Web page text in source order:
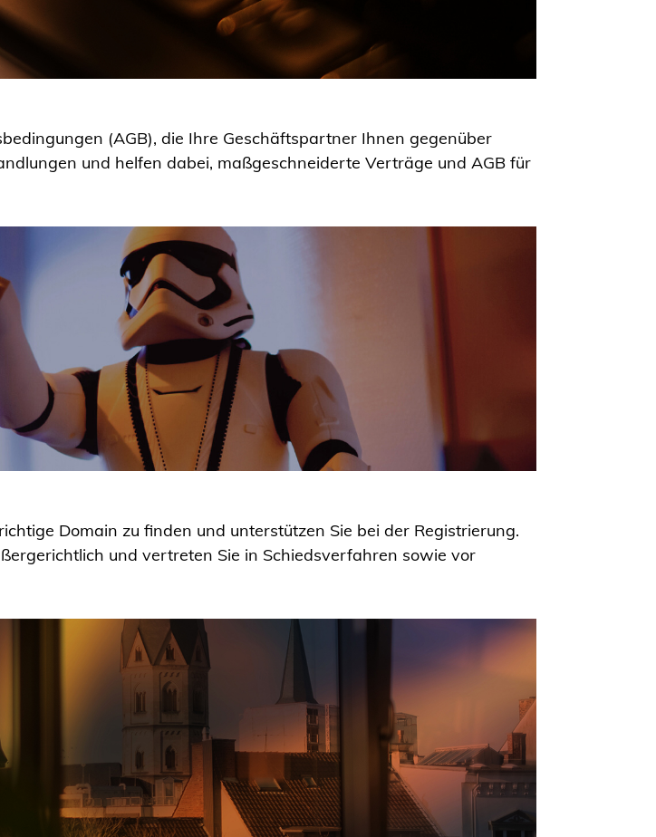
(AGB), die Ihre Geschäftspartner Ihnen gegenüber
und helfen dabei, maßgeschneiderte Verträge und AGB für
Domain zu finden und unterstützen Sie bei der Registrierung.
und vertreten Sie in Schiedsverfahren sowie vor